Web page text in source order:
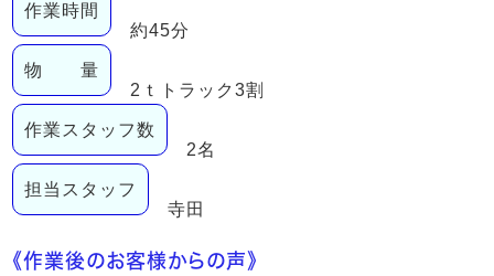
作業時間
約45分
物 量
2ｔトラック3割
作業スタッフ数
2名
担当スタッフ
寺田
《作業後のお客様からの声》